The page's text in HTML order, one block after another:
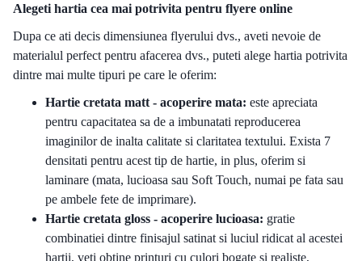
Alegeti hartia cea mai potrivita pentru flyere online
Dupa ce ati decis dimensiunea flyerului dvs., aveti nevoie de
materialul perfect pentru afacerea dvs., puteti alege hartia potrivita
dintre mai multe tipuri pe care le oferim:
Hartie cretata matt - acoperire mata: este apreciata
pentru capacitatea sa de a imbunatati reproducerea
imaginilor de inalta calitate si claritatea textului. Exista 7
densitati pentru acest tip de hartie, in plus, oferim si
laminare (mata, lucioasa sau Soft Touch, numai pe fata sau
pe ambele fete de imprimare).
Hartie cretata gloss - acoperire lucioasa: gratie
combinatiei dintre finisajul satinat si luciul ridicat al acestei
hartii, veti obține printuri cu culori bogate si realiste,